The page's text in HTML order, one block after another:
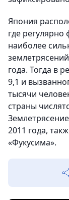
Япония
где
наиболее
года. Тогда в
9,1 и
тысячи
страны
2011 года,
«Фукусима».